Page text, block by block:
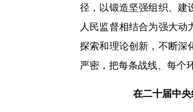
径，以锻造坚强组织、建
人民监督相结合为强大动
探索和理论创新，不断深
严密，把每条战线、每个
在二十届中央